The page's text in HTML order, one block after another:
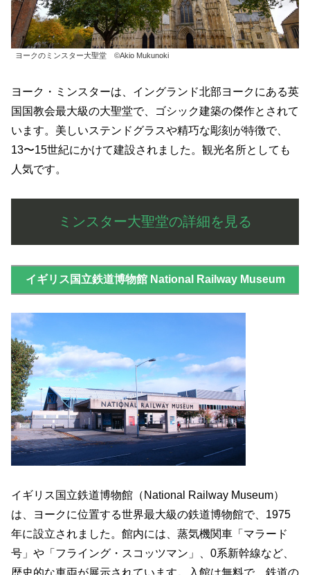
ヨークのミンスター大聖堂 ©Akio Mukunoki
ヨーク・ミンスターは、イングランド北部ヨークにある英
国国教会最大級の大聖堂で、ゴシック建築の傑作とされて
います。美しいステンドグラスや精巧な彫刻が特徴で、
13〜15世紀にかけて建設されました。観光名所としても
人気です。
ミンスター大聖堂の詳細を見る
イギリス国立鉄道博物館 National Railway Museum
イギリス国立鉄道博物館（National Railway Museum）
は、ヨークに位置する世界最大級の鉄道博物館で、1975
年に設立されました。館内には、蒸気機関車「マラード
号」や「フライング・スコッツマン」、0系新幹線など、
歴史的な車両が展示されています。入館は無料で、鉄道の